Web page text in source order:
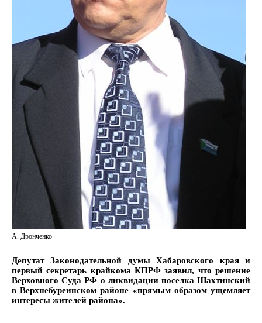
А. Дронченко
Депутат Законодательной думы Хабаровского края и
первый секретарь крайкома КПРФ заявил, что решение
Верховного Суда РФ о ликвидации поселка Шахтинский
в Верхнебуреинском районе «прямым образом ущемляет
интересы жителей района».